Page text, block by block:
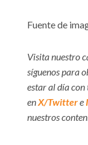
Fuente de
Visita nuestro
síguenos para
estar al día con
enX/Twittere
nuestros